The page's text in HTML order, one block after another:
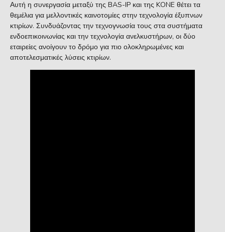
Αυτή η συνεργασία μεταξύ της BAS-IP και της KONE θέτει τα
θεμέλια για μελλοντικές καινοτομίες στην τεχνολογία έξυπνων
κτιρίων. Συνδυάζοντας την τεχνογνωσία τους στα συστήματα
ενδοεπικοινωνίας και την τεχνολογία ανελκυστήρων, οι δύο
εταιρείες ανοίγουν το δρόμο για πιο ολοκληρωμένες και
αποτελεσματικές λύσεις κτιρίων.